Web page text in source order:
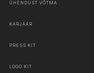
ÜHENDUST VÕTMA
KARJÄÄR
PRESS KIT
LOGO KIT